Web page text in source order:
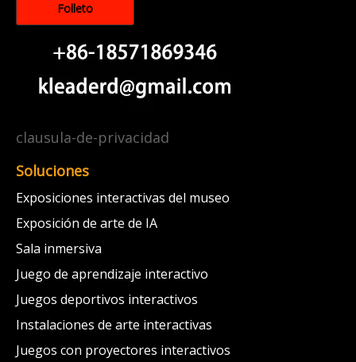
Folleto
clausula-de-privacidad
Soluciones
Exposiciones interactivas del museo
Exposición de arte de IA
Sala inmersiva
Juego de aprendizaje interactivo
Juegos deportivos interactivos
Instalaciones de arte interactivas
Juegos con proyectores interactivos